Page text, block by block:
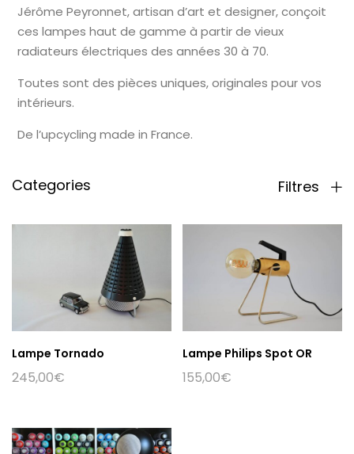
Jérôme Peyronnet, artisan d’art et designer, conçoit
ces lampes haut de gamme à partir de vieux
radiateurs électriques des années 30 à 70.
Toutes sont des pièces uniques, originales pour vos
intérieurs.
De l’upcycling made in France.
Categories Filtres
Lampe Tornado
245,00€
Lampe Philips Spot OR
155,00€